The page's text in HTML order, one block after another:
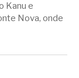
Kanu e
Nova, onde